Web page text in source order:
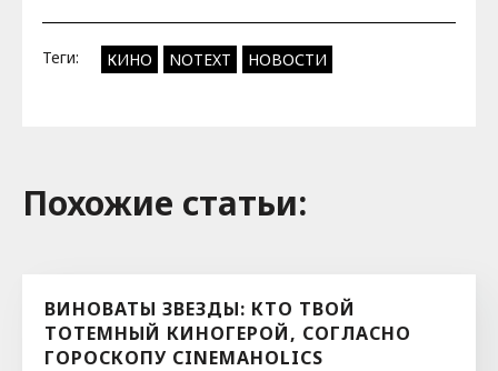
Теги: КИНО NOTEXT НОВОСТИ
Похожие cтатьи:
ВИНОВАТЫ ЗВЕЗДЫ: КТО ТВОЙ
ТОТЕМНЫЙ КИНОГЕРОЙ, СОГЛАСНО
ГОРОСКОПУ CINEMAHOLICS